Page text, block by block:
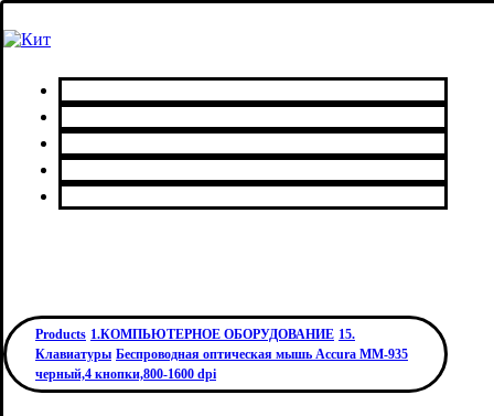
Products 1.КОМПЬЮТЕРНОЕ ОБОРУДОВАНИЕ 15.
Клавиатуры Беспроводная оптическая мышь Accura MM-935
черный,4 кнопки,800-1600 dpi